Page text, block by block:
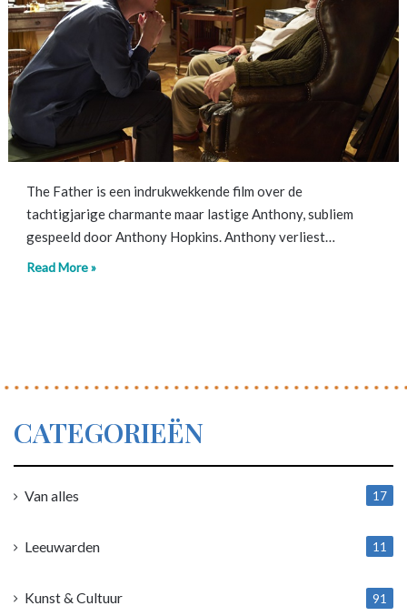
The Father is een indrukwekkende film over de
tachtigjarige charmante maar lastige Anthony, subliem
gespeeld door Anthony Hopkins. Anthony verliest…
Read More »
CATEGORIEËN
Van alles
17
Leeuwarden
11
Kunst & Cultuur 91